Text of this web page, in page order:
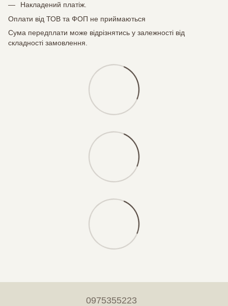
Накладений платіж.
Оплати від ТОВ та ФОП не приймаються
Сума передплати може відрізнятись у залежності від
складності замовлення.
0975355223